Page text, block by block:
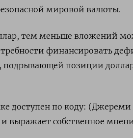
мировой валюты.
тем меньше вложений
финансировать
подрывающей позиции
доступен по коду: (Джереми
выражает собственное